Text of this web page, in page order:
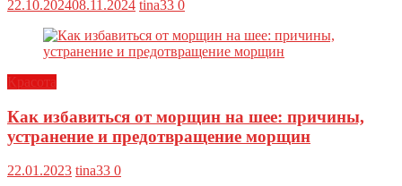
22.10.202408.11.2024 tina33 0
Красота
Как избавиться от морщин на шее: причины,
устранение и предотвращение морщин
22.01.2023 tina33 0